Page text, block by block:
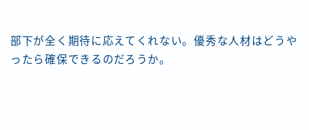
部下が全く期待に応えてくれない。優秀な人材はどうや
ったら確保できるのだろうか。